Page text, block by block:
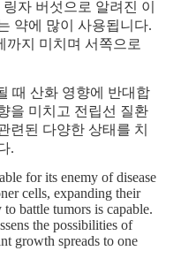
자 버섯으로 알려진 이
약에 많이 사용됩니다.
까지 미치며 서쪽으로
때 산화 영향에 반대합
을 미치고 전립선 질환
련된 다양한 상태를 치
.
for its enemy of disease
cells, expanding their
battle tumors is capable.
the possibilities of
growth spreads to one